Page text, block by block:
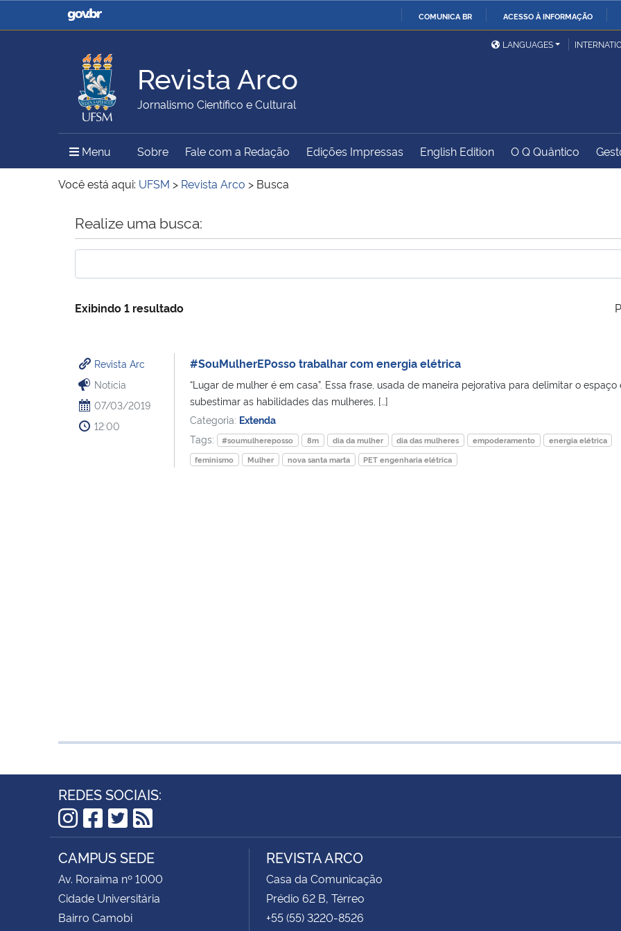
COMUNICA BR ACESSO À INFORMAÇÃO
Casa Civil
Ministério da Justiça e
Ministério da Defesa
Ministério das Relações
Exteriores
Ministério da Agricultura,
Pecuária e Abastecimento
Ministério da Educação
Ministério do Meio Ambiente Ministério do Turismo
Ministério do
Controladoria-Geral da
LANGUAGES
Revista Arco
Jornalismo Científico e Cultural
Menu Menu Principal do Sítio
Sobre Fale com a Redação Edições Impressas English Edition O Q Quântico
Você está aqui: UFSM > Revista Arco > Busca
Início do conteúdo
Realize uma busca:
Exibindo 1 resultado
Revista Arc
Notícia
07/03/2019
12:00
#SouMulherEPosso trabalhar com energia elétrica
“Lugar de mulher é em casa”. Essa frase, usada de maneira pejorativa para delimitar o espaço
subestimar as habilidades das mulheres, […]
Categoria: Extenda
Tags:
#soumulhereposso 8m dia da mulher dia das mulheres empoderamento
energia elétrica
feminismo
Mulher nova santa marta PET engenharia elétrica
REDES SOCIAIS:
Instagram
Facebook
Twitter
RSS
CAMPUS SEDE
Av. Roraima nº 1000
Cidade Universitária
Bairro Camobi
REVISTA ARCO
Casa da Comunicação
Prédio 62 B, Térreo
+55 (55) 3220-8526